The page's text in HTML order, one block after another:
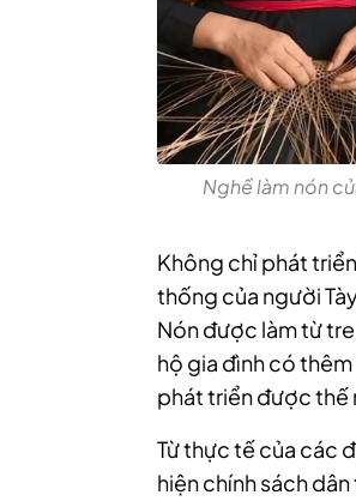
Nghề làm nón
Không chỉ phát
thống của người
Nón được làm từ
hộ gia đình có
phát triển được thế
Từ thực tế của các
hiện chính sách